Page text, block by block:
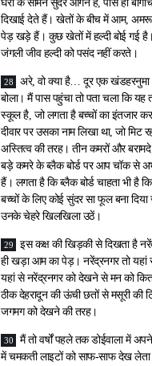
घरों के सामने सुंदर आंगन हैं, पास ही
दिखाई देते हैं। खेतों के बीच में आम,
पेड़ खड़े हैं। कुछ खेतों में हल्दी बोई गई है।
जंगली जीव हल्दी को पसंद नहीं करते।
अरे, वो क्या है… दूर एक
बोला। मैं पास पहुंचा तो पता चला कि यह
स्कूल है, जो लगता है बच्चों का इंतजार
दीवार पर उसका नाम लिखा था, जो मिट
अस्तित्व की तरह। तीन कमरों और
बड़े कमरे के ब्लैक बोर्ड पर आप चॉक से
हैं। लगता है कि ब्लैक बोर्ड चाहता भी है
बच्चों के लिए कोई सुंदर सा फूल बना
उनके चेहरे खिलखिला उठें।
इस कक्ष की खिड़की से दिखता है
ही खड़ा आम का पेड़। नरेंद्रनगर तो यहां
यहां से नरेंद्रनगर को देखने से मन को
ठीक देहरादून की ऊंची छतों से मसूरी की
जगमग को देखने की तरह।
मैं तो वर्षों पहले तक डोईवाला में
में चमकती लाइटों को साफ-साफ देख